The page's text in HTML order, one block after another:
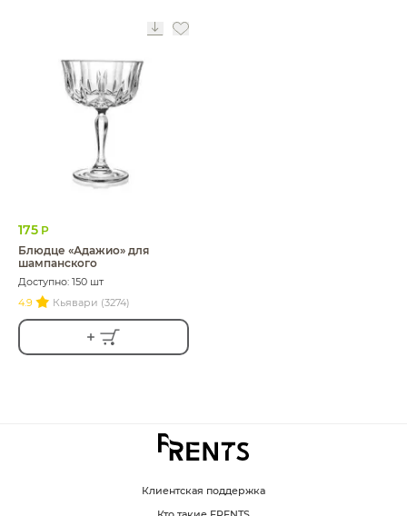
175 Р
Блюдце «Адажио» для
шампанского
Доступно: 150 шт
4.9
Кьявари (3274)
Клиентская поддержка